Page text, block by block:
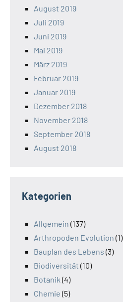
August 2019
Juli 2019
Juni 2019
Mai 2019
März 2019
Februar 2019
Januar 2019
Dezember 2018
November 2018
September 2018
August 2018
Kategorien
Allgemein (137)
Arthropoden Evolution (1)
Bauplan des Lebens (3)
Biodiversität (10)
Botanik (4)
Chemie (5)